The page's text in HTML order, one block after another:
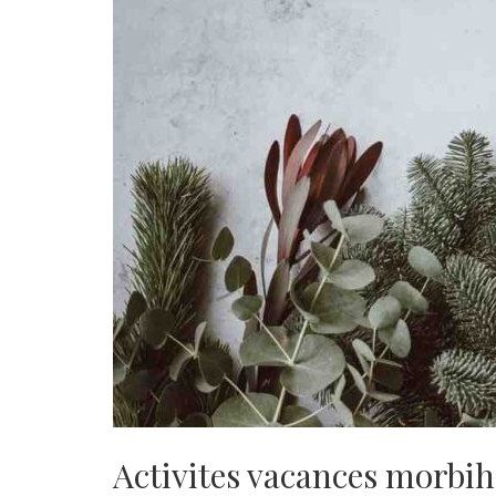
Activites vacances